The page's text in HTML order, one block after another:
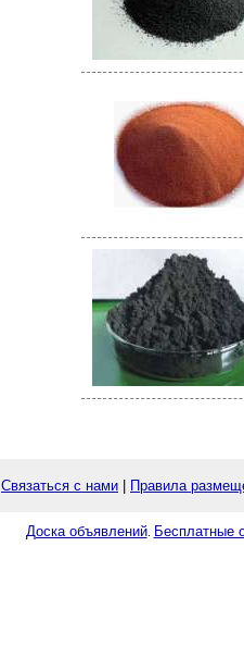
Связаться с нами Правила
Доска объявлений. Бесплатные